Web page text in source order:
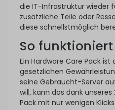
die IT-Infrastruktur wieder
zusätzliche Teile oder
diese schnellstmöglich
So funktioniert
Ein Hardware Care Pack ist
gesetzlichen
seine Gebraucht-Server
will, kann das dank
Pack mit nur wenigen